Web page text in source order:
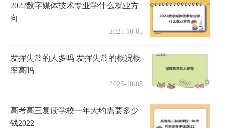
2022数字媒体技术专业学什么就业方
向
2025-10-05
发挥失常的人多吗 发挥失常的概况概
率高吗
2025-10-05
高考高三复读学校一年大约需要多少
钱2022